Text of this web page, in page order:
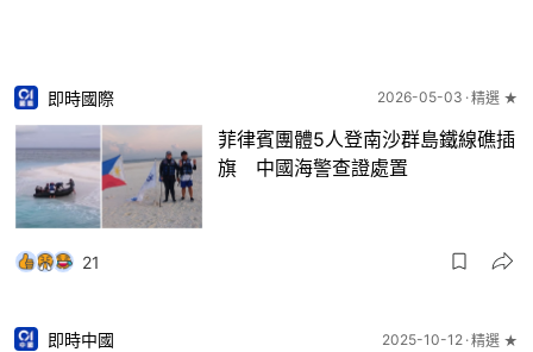
即時國際 2026-05-03 精選 ★
菲律賓團體5人登南沙群島鐵線礁插
旗 中國海警查證處置
21
即時中國 2025-10-12 精選 ★